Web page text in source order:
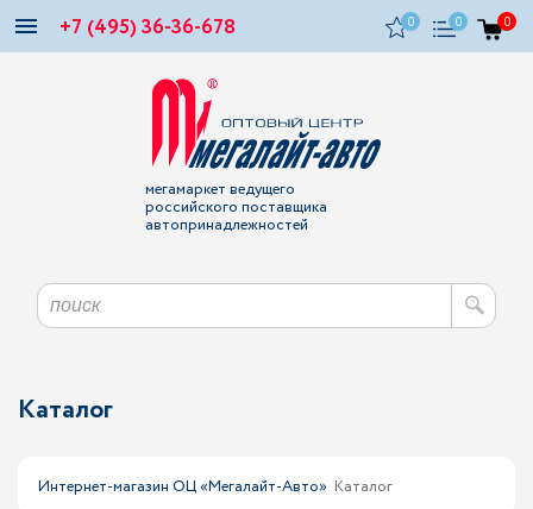
+7 (495) 36-36-678 0 0 0
мегамаркет ведущего
российского поставщика
автопринадлежностей
Каталог
Интернет-магазин ОЦ «Мегалайт-Авто» Каталог